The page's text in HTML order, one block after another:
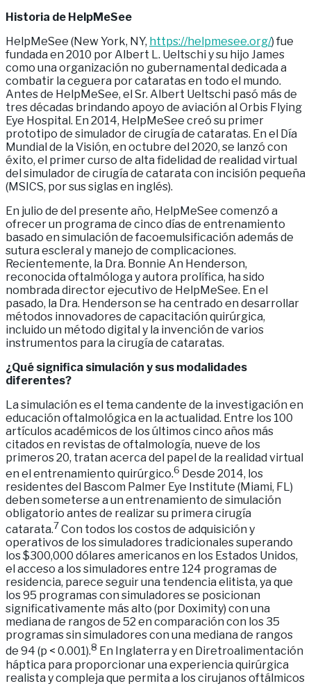
Historia de HelpMeSee
HelpMeSee (New York, NY, https://helpmesee.org/) fue
fundada en 2010 por Albert L. Ueltschi y su hijo James
como una organización no gubernamental dedicada a
combatir la ceguera por cataratas en todo el mundo.
Antes de HelpMeSee, el Sr. Albert Ueltschi pasó más de
tres décadas brindando apoyo de aviación al Orbis Flying
Eye Hospital. En 2014, HelpMeSee creó su primer
prototipo de simulador de cirugía de cataratas. En el Día
Mundial de la Visión, en octubre del 2020, se lanzó con
éxito, el primer curso de alta fidelidad de realidad virtual
del simulador de cirugía de catarata con incisión pequeña
(MSICS, por sus siglas en inglés).
En julio de del presente año, HelpMeSee comenzó a
ofrecer un programa de cinco días de entrenamiento
basado en simulación de facoemulsificación además de
sutura escleral y manejo de complicaciones.
Recientemente, la Dra. Bonnie An Henderson,
reconocida oftalmóloga y autora prolífica, ha sido
nombrada director ejecutivo de HelpMeSee. En el
pasado, la Dra. Henderson se ha centrado en desarrollar
métodos innovadores de capacitación quirúrgica,
incluido un método digital y la invención de varios
instrumentos para la cirugía de cataratas.
¿Qué significa simulación y sus modalidades
diferentes?
La simulación es el tema candente de la investigación en
educación oftalmológica en la actualidad. Entre los 100
artículos académicos de los últimos cinco años más
citados en revistas de oftalmología, nueve de los
primeros 20, tratan acerca del papel de la realidad virtual
en el entrenamiento quirúrgico.6 Desde 2014, los
residentes del Bascom Palmer Eye Institute (Miami, FL)
deben someterse a un entrenamiento de simulación
obligatorio antes de realizar su primera cirugía
catarata.7Con todos los costos de adquisición y
operativos de los simuladores tradicionales superando
los $300,000 dólares americanos en los Estados Unidos,
el acceso a los simuladores entre 124 programas de
residencia, parece seguir una tendencia elitista, ya que
los 95 programas con simuladores se posicionan
significativamente más alto (por Doximity) con una
mediana de rangos de 52 en comparación con los 35
programas sin simuladores con una mediana de rangos
de 94 (p < 0.001).8 En Inglaterra y en Diretroalimentación
háptica para proporcionar una experiencia quirúrgica
realista y compleja que permita a los cirujanos oftálmicos